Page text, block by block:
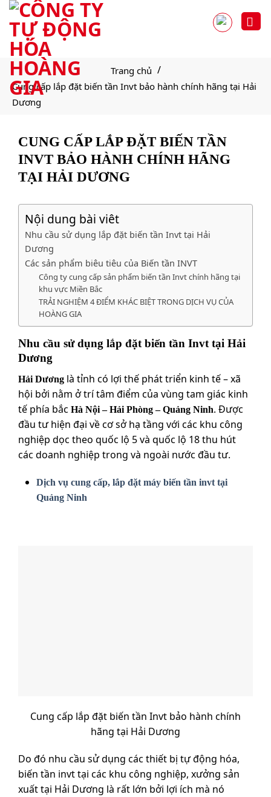
Trang chủ /
Cung cấp lắp đặt biến tần Invt bảo hành chính hãng tại Hải
Dương
CUNG CẤP LẮP ĐẶT BIẾN TẦN
INVT BẢO HÀNH CHÍNH HÃNG
TẠI HẢI DƯƠNG
Nội dung bài viêt
Nhu cầu sử dụng lắp đặt biến tần Invt tại Hải
Dương
Các sản phẩm biêu tiêu của Biến tần INVT
Công ty cung cấp sản phẩm biến tần Invt chính hãng tại
khu vực Miền Bắc
TRẢI NGHIỆM 4 ĐIỂM KHÁC BIỆT TRONG DỊCH VỤ CỦA
HOÀNG GIA
Nhu cầu sử dụng lắp đặt biến tần Invt tại Hải
Dương
Hải Dương là tỉnh có lợi thế phát triển kinh tế – xã
hội bởi nằm ở trí tâm điểm của vùng tam giác kinh
tế phía bắc Hà Nội – Hải Phòng – Quảng Ninh. Được
đầu tư hiện đại về cơ sở hạ tầng với các khu công
nghiệp dọc theo quốc lộ 5 và quốc lộ 18 thu hút
các doanh nghiệp trong và ngoài nước đầu tư.
Dịch vụ cung cấp, lắp đặt máy biến tần invt tại
Quảng Ninh
Cung cấp lắp đặt biến tần Invt bảo hành chính
hãng tại Hải Dương
Do đó nhu cầu sử dụng các thiết bị tự động hóa,
biến tần invt tại các khu công nghiệp, xưởng sản
xuất tại Hải Dương là rất lớn bởi lợi ích mà nó